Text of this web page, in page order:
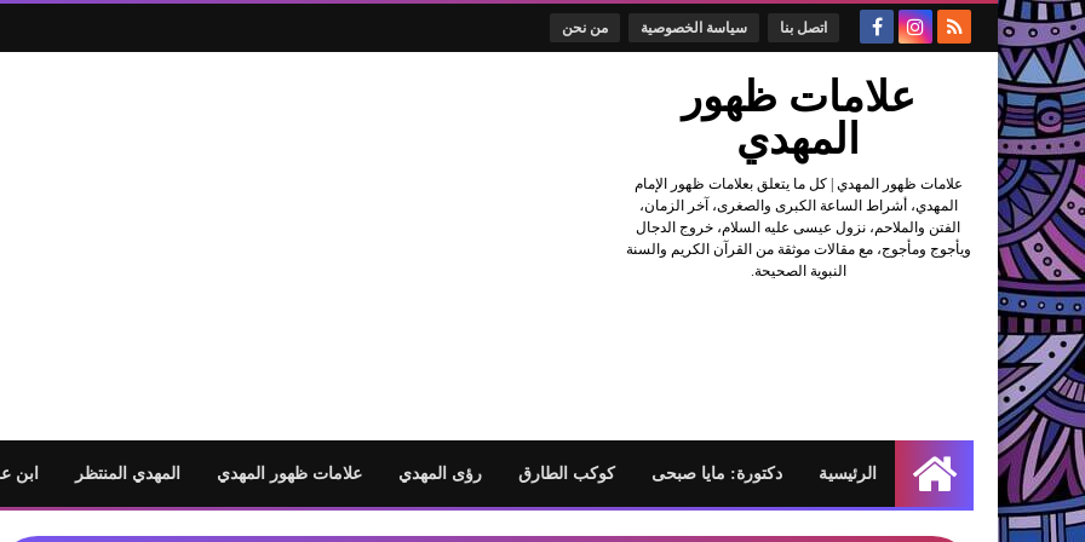
اتصل بنا سياسة الخصوصية من نحن
علامات ظهور
المهدي
علامات ظهور المهدي | كل ما يتعلق بعلامات ظهور الإمام
المهدي، أشراط الساعة الكبرى والصغرى، آخر الزمان،
الفتن والملاحم، نزول عيسى عليه السلام، خروج الدجال
ويأجوج ومأجوج، مع مقالات موثقة من القرآن الكريم والسنة
النبوية الصحيحة.
الرئيسية
الرئيسية دكتورة: مايا صبحى كوكب الطارق رؤى المهدي علامات ظهور المهدي المهدي المنتظر ابن